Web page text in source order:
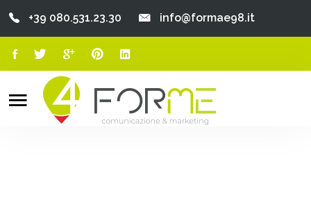
Chi Siamo
+39 080.531.23.30 info@formae98.it
Search